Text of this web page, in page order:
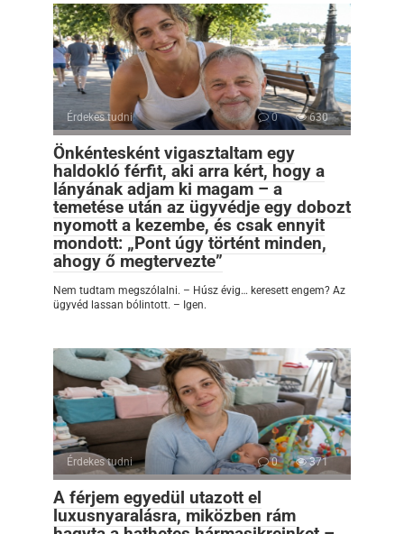
Érdekes tudni 0 630
Önkéntesként vigasztaltam egy
haldokló férfit, aki arra kért, hogy a
lányának adjam ki magam – a
temetése után az ügyvédje egy dobozt
nyomott a kezembe, és csak ennyit
mondott: „Pont úgy történt minden,
ahogy ő megtervezte”
Nem tudtam megszólalni. – Húsz évig… keresett engem? Az
ügyvéd lassan bólintott. – Igen.
Érdekes tudni 0 371
A férjem egyedül utazott el
luxusnyaralásra, miközben rám